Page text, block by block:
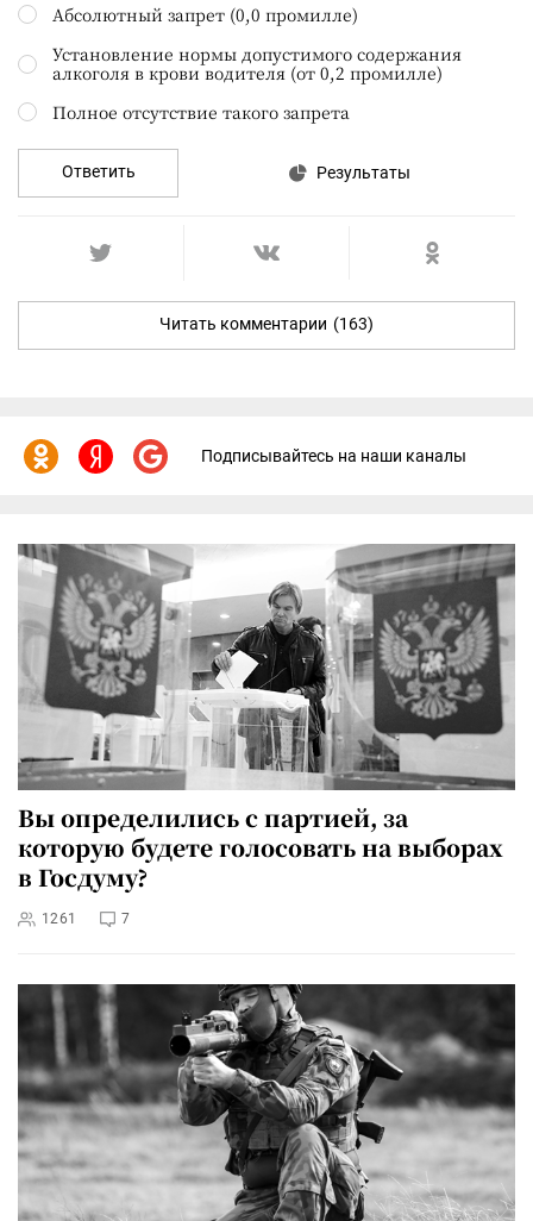
Абсолютный запрет (0,0 промилле)
Установление нормы допустимого содержания
алкоголя в крови водителя (от 0,2 промилле)
Полное отсутствие такого запрета
Ответить Результаты
Читать комментарии (163)
Подписывайтесь на наши каналы
Вы определились с партией, за
которую будете голосовать на выборах
в Госдуму?
1261 7